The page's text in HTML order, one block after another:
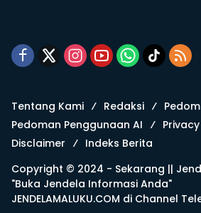
Tentang Kami Redaksi
Pedoman Penggunaan AI
Disclaimer
Indeks Berita
Copyright © 2024 - Sekarang ||
"Buka Jendela Informasi Anda"
JENDELAMALUKU.COM di Channel